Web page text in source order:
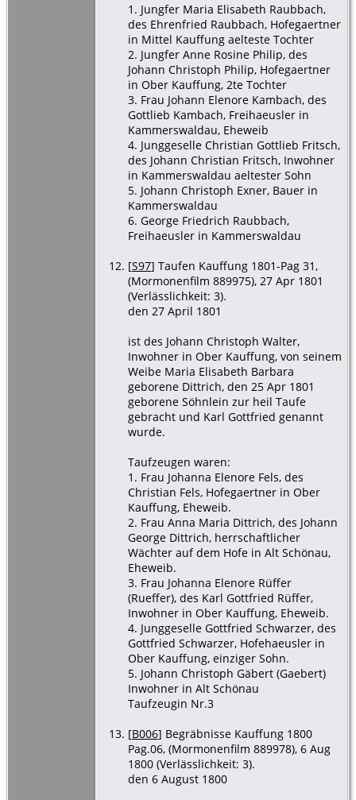
1. Jungfer Maria Elisabeth Raubbach,
des Ehrenfried Raubbach, Hofegaertner
in Mittel Kauffung aelteste Tochter
2. Jungfer Anne Rosine Philip, des
Johann Christoph Philip, Hofegaertner
in Ober Kauffung, 2te Tochter
3. Frau Johann Elenore Kambach, des
Gottlieb Kambach, Freihaeusler in
Kammerswaldau, Eheweib
4. Junggeselle Christian Gottlieb Fritsch,
des Johann Christian Fritsch, Inwohner
in Kammerswaldau aeltester Sohn
5. Johann Christoph Exner, Bauer in
Kammerswaldau
6. George Friedrich Raubbach,
Freihaeusler in Kammerswaldau
[S97] Taufen Kauffung 1801-Pag 31,
(Mormonenfilm 889975), 27 Apr 1801
(Verlässlichkeit: 3).
den 27 April 1801
ist des Johann Christoph Walter,
Inwohner in Ober Kauffung, von seinem
Weibe Maria Elisabeth Barbara
geborene Dittrich, den 25 Apr 1801
geborene Söhnlein zur heil Taufe
gebracht und Karl Gottfried genannt
wurde.
Taufzeugen waren:
1. Frau Johanna Elenore Fels, des
Christian Fels, Hofegaertner in Ober
Kauffung, Eheweib.
2. Frau Anna Maria Dittrich, des Johann
George Dittrich, herrschaftlicher
Wächter auf dem Hofe in Alt Schönau,
Eheweib.
3. Frau Johanna Elenore Rüffer
(Rueffer), des Karl Gottfried Rüffer,
Inwohner in Ober Kauffung, Eheweib.
4. Junggeselle Gottfried Schwarzer, des
Gottfried Schwarzer, Hofehaeusler in
Ober Kauffung, einziger Sohn.
5. Johann Christoph Gäbert (Gaebert)
Inwohner in Alt Schönau
Taufzeugin Nr.3
[B006] Begräbnisse Kauffung 1800
Pag.06, (Mormonenfilm 889978), 6 Aug
1800 (Verlässlichkeit: 3).
den 6 August 1800